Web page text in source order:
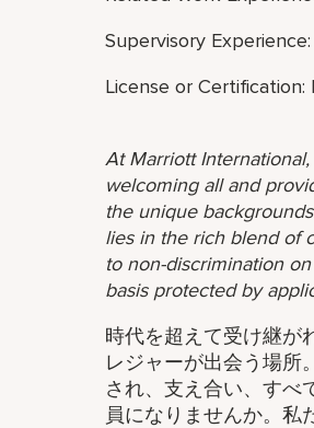
Supervisory
License or Certification:
At Marriott
welcoming all and
the unique
lies in the rich blend of
to non-discrimination
basis protected by
時代を超えて受け継が
レジャーが出会う場所
され、支え合い、すべ
員になりませんか。私